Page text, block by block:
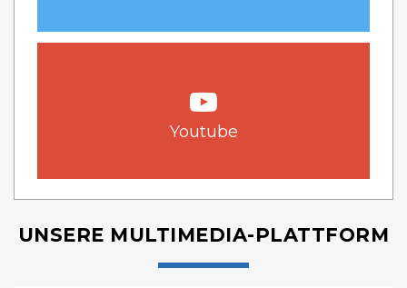
Youtube
UNSERE MULTIMEDIA-PLATTFORM